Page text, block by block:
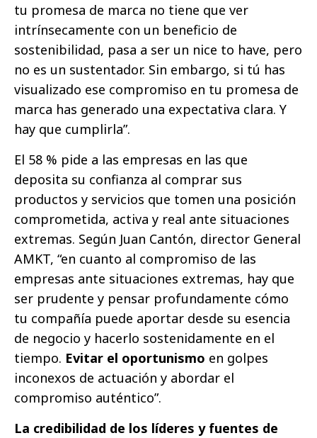
tu promesa de marca no tiene que ver
intrínsecamente con un beneficio de
sostenibilidad, pasa a ser un nice to have, pero
no es un sustentador. Sin embargo, si tú has
visualizado ese compromiso en tu promesa de
marca has generado una expectativa clara. Y
hay que cumplirla”.
El 58 % pide a las empresas en las que
deposita su confianza al comprar sus
productos y servicios que tomen una posición
comprometida, activa y real ante situaciones
extremas. Según Juan Cantón, director General
AMKT, “en cuanto al compromiso de las
empresas ante situaciones extremas, hay que
ser prudente y pensar profundamente cómo
tu compañía puede aportar desde su esencia
de negocio y hacerlo sostenidamente en el
tiempo. Evitar el oportunismo en golpes
inconexos de actuación y abordar el
compromiso auténtico”.
La credibilidad de los líderes y fuentes de